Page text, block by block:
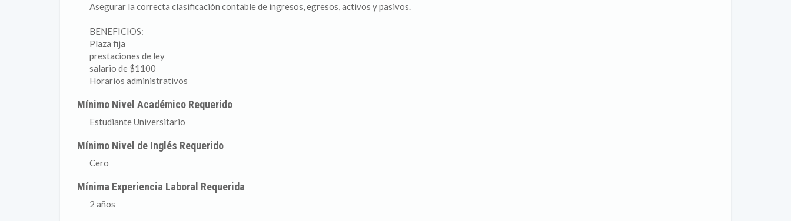
Asegurar la correcta clasificación contable de ingresos, egresos, activos y pasivos.
BENEFICIOS:
Plaza fija
prestaciones de ley
salario de $1100
Horarios administrativos
Mínimo Nivel Académico Requerido
Estudiante Universitario
Mínimo Nivel de Inglés Requerido
Cero
Mínima Experiencia Laboral Requerida
2 años